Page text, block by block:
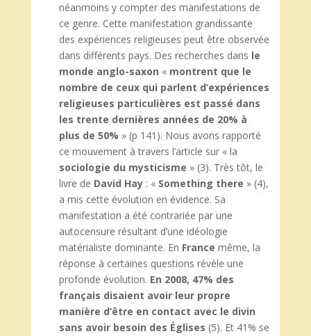
néanmoins y compter des manifestations de
ce genre. Cette manifestation grandissante
des expériences religieuses peut être observée
dans différents pays. Des recherches dans le
monde anglo-saxon « montrent que le
nombre de ceux qui parlent d’expériences
religieuses particulières est passé dans
les trente dernières années de 20% à
plus de 50% » (p 141). Nous avons rapporté
ce mouvement à travers l’article sur « la
sociologie du mysticisme » (3). Très tôt, le
livre de David Hay : « Something there » (4),
a mis cette évolution en évidence. Sa
manifestation a été contrariée par une
autocensure résultant d’une idéologie
matérialiste dominante. En France même, la
réponse à certaines questions révèle une
profonde évolution. En 2008, 47% des
français disaient avoir leur propre
manière d’être en contact avec le divin
sans avoir besoin des Églises (5). Et 41% se